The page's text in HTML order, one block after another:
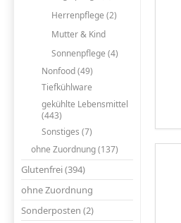
Herrenpflege (2)
Mutter & Kind
Sonnenpflege (4)
Nonfood (49)
Tiefkühlware
gekühlte Lebensmittel
(443)
Sonstiges (7)
ohne Zuordnung (137)
Glutenfrei (394)
ohne Zuordnung
Sonderposten (2)